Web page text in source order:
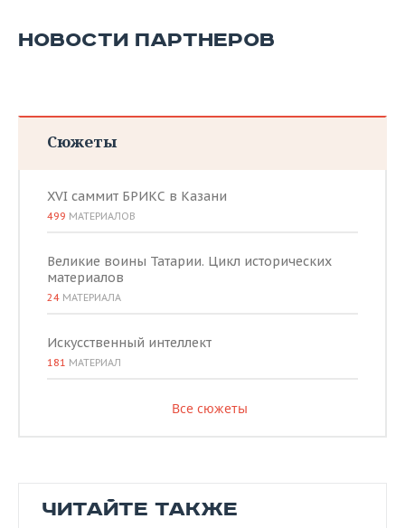
НОВОСТИ ПАРТНЕРОВ
Сюжеты
XVI саммит БРИКС в Казани
499 МАТЕРИАЛОВ
Великие воины Татарии. Цикл исторических
материалов
24 МАТЕРИАЛА
Искусственный интеллект
181 МАТЕРИАЛ
Все сюжеты
ЧИТАЙТЕ ТАКЖЕ